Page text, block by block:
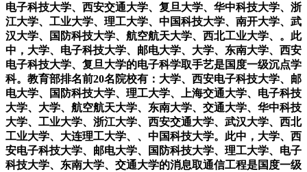
电子科技大学、西安交通大学、复旦大学、华中科技大学、浙
江大学、工业大学、理工大学、中国科技大学、南开大学、武
汉大学、国防科技大学、航空航天大学、西北工业大学、。此
中，大学、电子科技大学、邮电大学、大学、东南大学、西安
电子科技大学、复旦大学的电子科学取手艺是国度一级沉点学
科。教育部排名前20名院校有：大学、西安电子科技大学、邮
电大学、国防科技大学、理工大学、上海交通大学、电子科技
大学、大学、航空航天大学、东南大学、交通大学、华中科技
大学、工业大学、浙江大学、西安交通大学、武汉大学、西北
工业大学、大连理工大学、、中国科技大学。此中，大学、西
安电子科技大学、邮电大学、国防科技大学、理工大学、电子
科技大学、东南大学、交通大学的消息取通信工程是国度一级